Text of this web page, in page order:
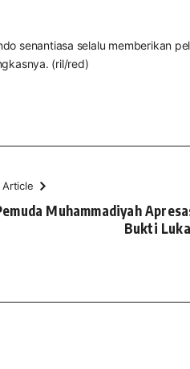
senantiasa selalu memberikan
(ril/red)
Muhammadiyah
Bukti